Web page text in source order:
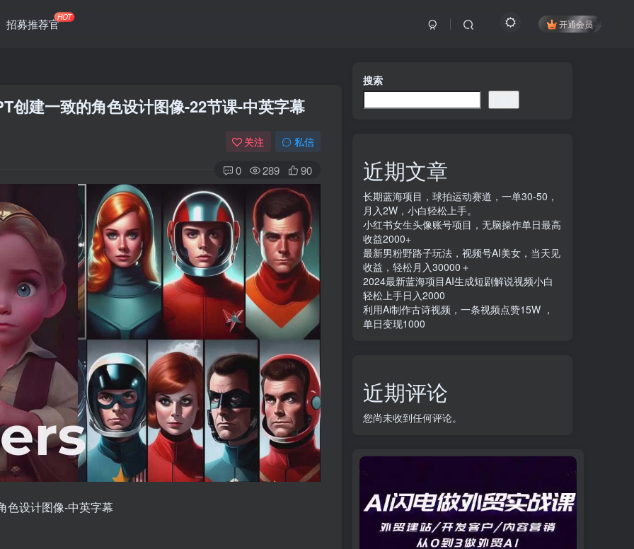
招募推荐官HOT
开通会员
建一致的角色设计图像-22节课-中英字幕
关注 私信
0 289 90
色设计图像-中英字幕
搜索
近期文章
长期蓝海项目，球拍运动赛道，一单30-50，
月入2W，小白轻松上手。
小红书女生头像账号项目，无脑操作单日最高
收益2000+
最新男粉野路子玩法，视频号AI美女，当天见
收益，轻松月入30000＋
2024最新蓝海项目AI生成短剧解说视频小白
轻松上手日入2000
利用Ai制作古诗视频，一条视频点赞15W ，
单日变现1000
近期评论
您尚未收到任何评论。